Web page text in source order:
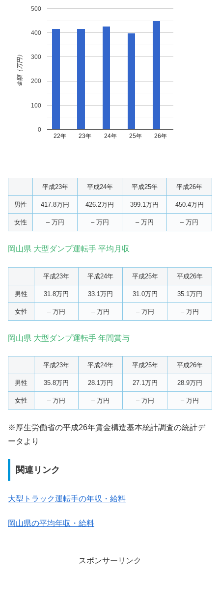
22年 23年 24年 25年 26年
0
100
200
300
400
500
金額（万円）
平成23年 平成24年 平成25年 平成26年
男性 417.8万円 426.2万円 399.1万円 450.4万円
女性 – 万円 – 万円 – 万円 – 万円
岡山県 大型ダンプ運転手 平均月収
平成23年 平成24年 平成25年 平成26年
男性 31.8万円 33.1万円 31.0万円 35.1万円
女性 – 万円 – 万円 – 万円 – 万円
岡山県 大型ダンプ運転手 年間賞与
平成23年 平成24年 平成25年 平成26年
男性 35.8万円 28.1万円 27.1万円 28.9万円
女性 – 万円 – 万円 – 万円 – 万円
※厚生労働省の平成26年賃金構造基本統計調査の統計デ
ータより
関連リンク
大型トラック運転手の年収・給料
岡山県の平均年収・給料
スポンサーリンク